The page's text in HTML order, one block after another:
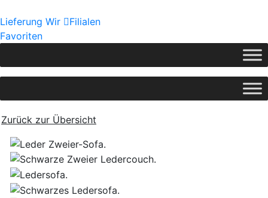
Lieferung Wir
Filialen
Favoriten
Zurück zur Übersicht